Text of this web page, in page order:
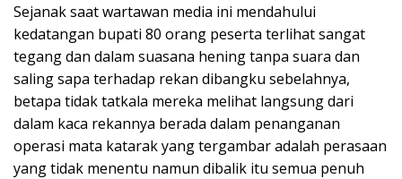
Sejanak saat wartawan media ini mendahului
kedatangan bupati 80 orang peserta terlihat sangat
tegang dan dalam suasana hening tanpa suara dan
saling sapa terhadap rekan dibangku sebelahnya,
betapa tidak tatkala mereka melihat langsung dari
dalam kaca rekannya berada dalam penanganan
operasi mata katarak yang tergambar adalah perasaan
yang tidak menentu namun dibalik itu semua penuh